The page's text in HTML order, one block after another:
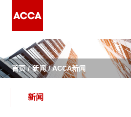
首页 新闻 ACCA新闻
新闻